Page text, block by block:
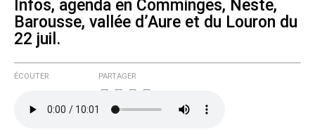
Infos, agenda en Comminges, Neste,
Barousse, vallée d’Aure et du Louron du
22 juil.
ÉCOUTER PARTAGER